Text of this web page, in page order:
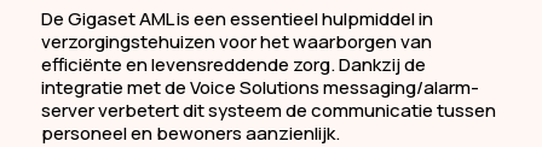
De Gigaset AML is een essentieel hulpmiddel in
verzorgingstehuizen voor het waarborgen van
efficiënte en levensreddende zorg. Dankzij de
integratie met de Voice Solutions messaging/alarm-
server verbetert dit systeem de communicatie tussen
personeel en bewoners aanzienlijk.